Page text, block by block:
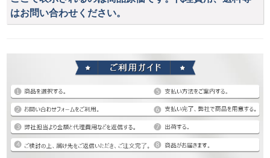
はお問い合わせください。